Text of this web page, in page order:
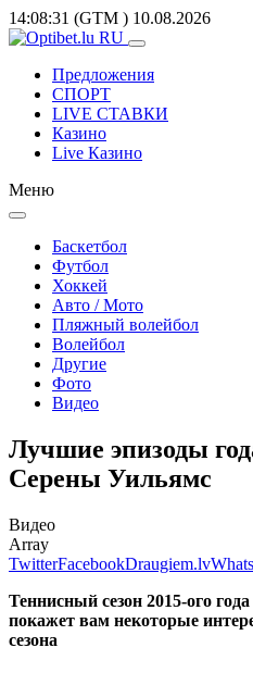
14:08:31 (GTM ) 10.08.2026
Предложения
СПОРТ
LIVE СТАВКИ
Казино
Live Казино
Меню
Баскетбол
Футбол
Хоккей
Авто / Мото
Пляжный волейбол
Волейбол
Другие
Фото
Видео
Лучшие эпизоды
Серены Уильямс
Видео
Array
TwitterFacebookDraugiem.lv
Теннисный сезон 2015-ого
покажет вам некоторые
сезона